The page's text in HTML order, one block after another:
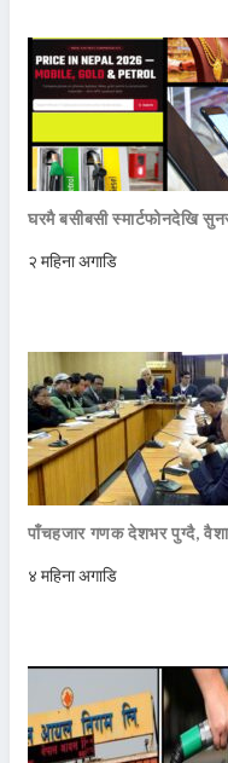
घरमै बसीबसी स्मार्टफोनदेखि
२ महिना अगाडि
पाँचहजार गणक देशभर पुग्दै,
४ महिना अगाडि